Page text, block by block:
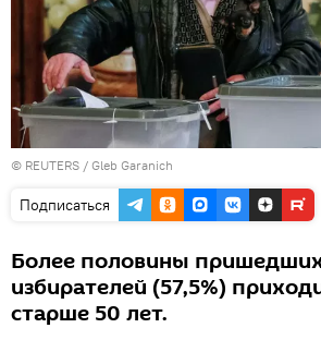
© REUTERS / Gleb Garanich
Подписаться
Более половины
избирателей (57,5%)
старше 50 лет.